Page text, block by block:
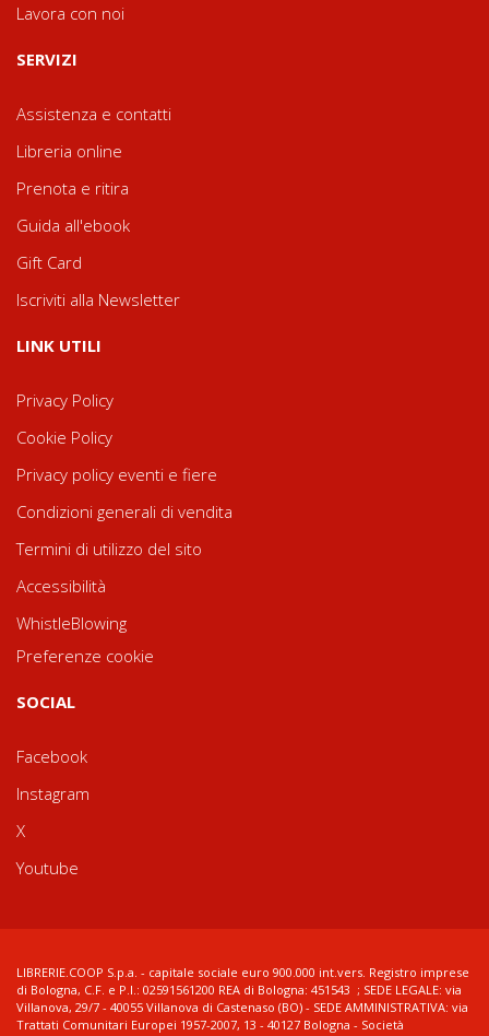
Lavora con noi
SERVIZI
Assistenza e contatti
Libreria online
Prenota e ritira
Guida all'ebook
Gift Card
Iscriviti alla Newsletter
LINK UTILI
Privacy Policy
Cookie Policy
Privacy policy eventi e fiere
Condizioni generali di vendita
Termini di utilizzo del sito
Accessibilità
WhistleBlowing
Preferenze cookie
SOCIAL
Facebook
Instagram
X
Youtube
LIBRERIE.COOP S.p.a. - capitale sociale euro 900.000 int.vers. Registro imprese
di Bologna, C.F. e P.I.: 02591561200 REA di Bologna: 451543 ; SEDE LEGALE: via
Villanova, 29/7 - 40055 Villanova di Castenaso (BO) - SEDE AMMINISTRATIVA: via
Trattati Comunitari Europei 1957-2007, 13 - 40127 Bologna - Società